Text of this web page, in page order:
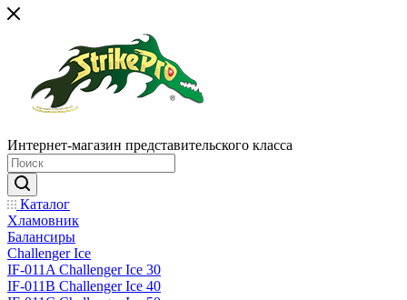
Интернет-магазин представительского класса
Каталог
Хламовник
Балансиры
Challenger Ice
IF-011A Challenger Ice 30
IF-011B Challenger Ice 40